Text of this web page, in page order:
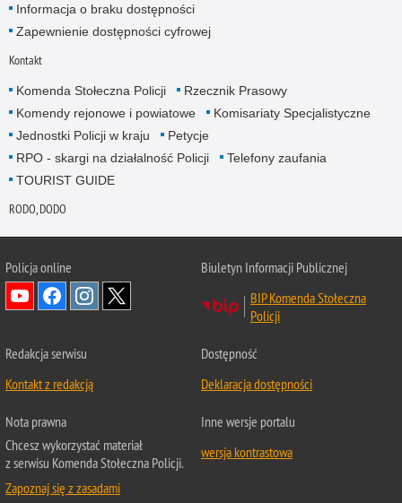
Informacja o braku dostępności
Zapewnienie dostępności cyfrowej
Kontakt
Komenda Stołeczna Policji
Rzecznik Prasowy
Komendy rejonowe i powiatowe
Komisariaty Specjalistyczne
Jednostki Policji w kraju
Petycje
RPO - skargi na działalność Policji
Telefony zaufania
TOURIST GUIDE
RODO, DODO
Policja online
Biuletyn Informacji Publicznej
BIP Komenda Stołeczna
Policji
Redakcja serwisu
Kontakt z redakcją
Dostępność
Deklaracja dostępności
Nota prawna
Chcesz wykorzystać materiał
z serwisu Komenda Stołeczna Policji.
Zapoznaj się z zasadami
Inne wersje portalu
wersja kontrastowa